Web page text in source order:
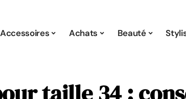
Accessoires Achats Beauté